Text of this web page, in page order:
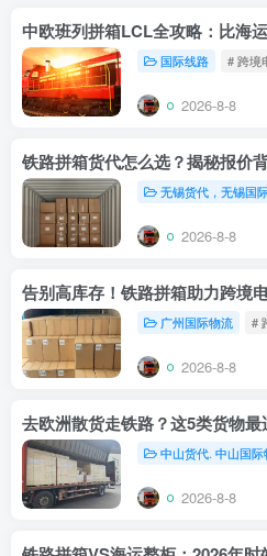
国际线路 # 跨境
2026-8-8
铁路拼箱货代怎么选？揭秘报价
无锡货代，无锡国
2026-8-8
广州国际物流 #
2026-8-8
中山货代. 中山国际
2026-8-8